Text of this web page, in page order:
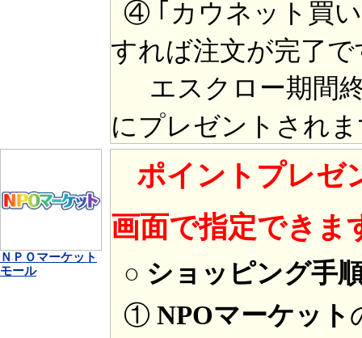
④ ｢カウネット買
すれば注文が完了で
エスクロー期間
にプレゼントされ
ＮＰＯマーケット
モール
ポイントプレゼ
画面で指定できま
○ ショッピング手
① NPOマーケット